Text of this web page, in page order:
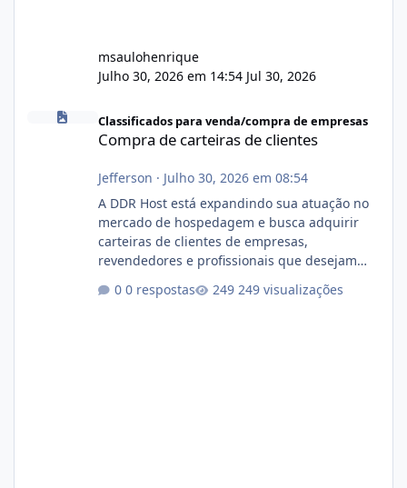
msaulohenrique
Julho 30, 2026 em 14:54 Jul 30, 2026
Compra de carteiras de clientes
Classificados para venda/compra de empresas
Compra de carteiras de clientes
Jefferson · Julho 30, 2026 em 08:54
A DDR Host está expandindo sua atuação no
mercado de hospedagem e busca adquirir
carteiras de clientes de empresas,
revendedores e profissionais que desejam
operação. Se você possui clientes ativos de
0 respostas 249 visualizações